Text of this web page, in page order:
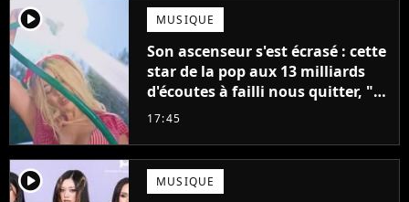
player2 MUSIQUE
Son ascenseur s'est écrasé : cette
star de la pop aux 13 milliards
d'écoutes à failli nous quitter, "Je
pensais ne plus jamais chanter"
17:45
player2 MUSIQUE